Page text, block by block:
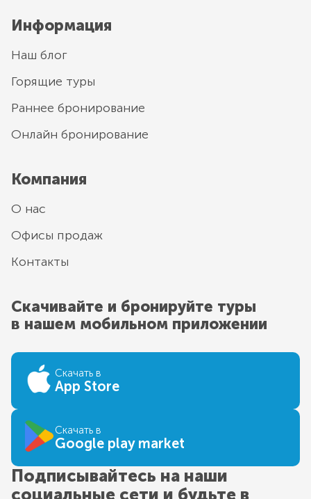
Информация
Наш блог
Горящие туры
Раннее бронирование
Онлайн бронирование
Компания
О нас
Офисы продаж
Контакты
Скачивайте и бронируйте туры
в нашем мобильном приложении
Скачать в
App Store
Скачать в
Google play market
Подписывайтесь на наши
социальные сети и будьте в